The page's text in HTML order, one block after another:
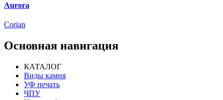
Aurora
Corian
Основная навигация
КАТАЛОГ
Виды камня
УФ печать
ЧПУ